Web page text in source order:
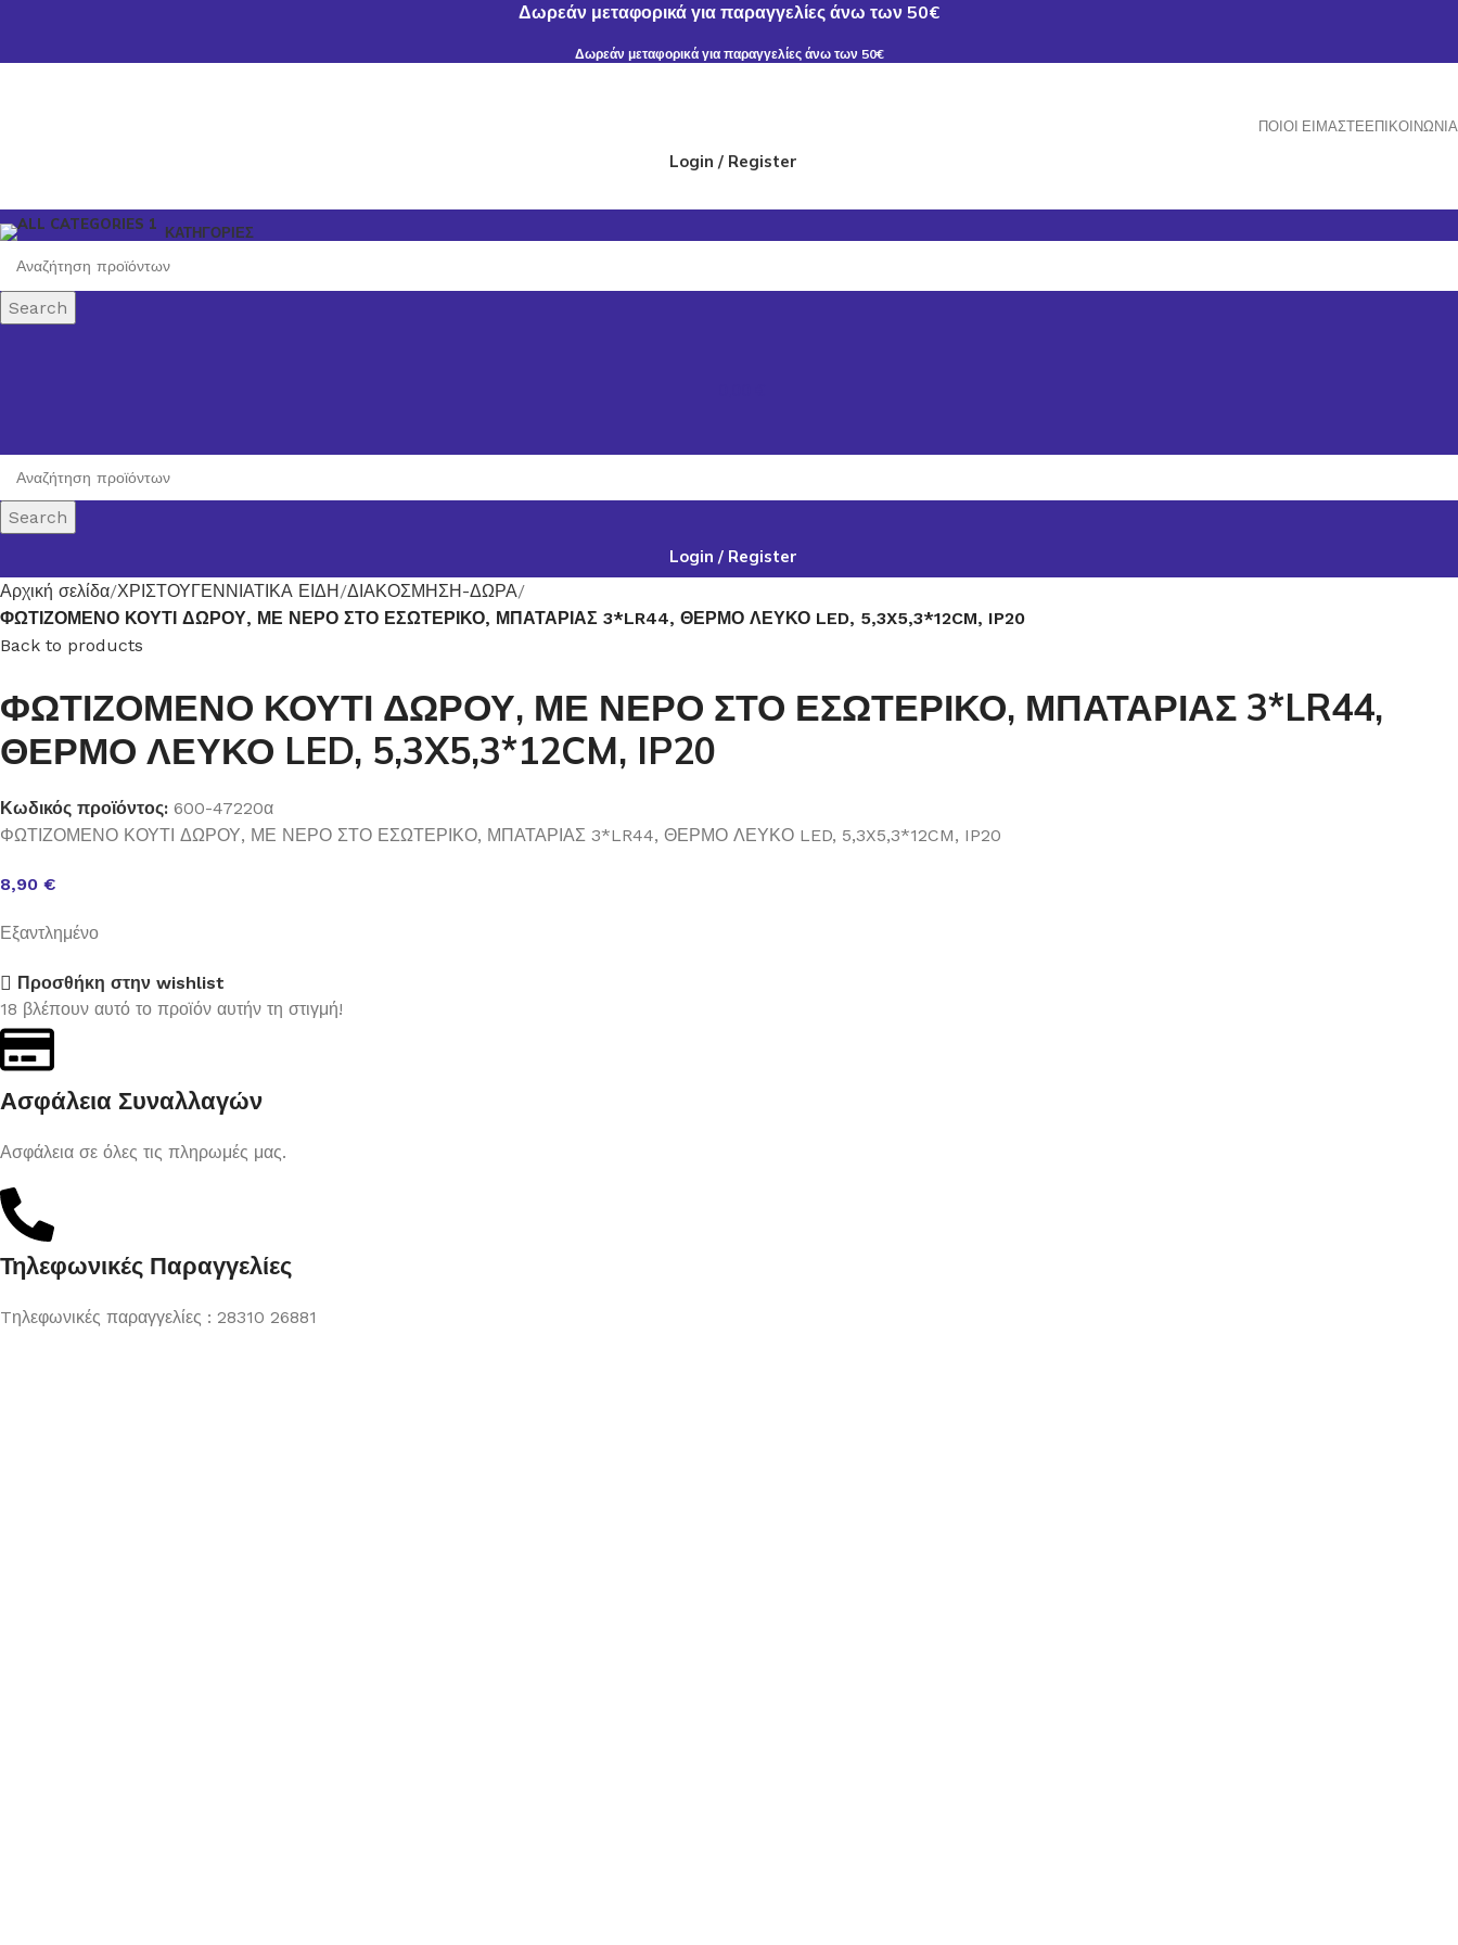
Δωρεάν μεταφορικά για παραγγελίες άνω των 50€
Δωρεάν μεταφορικά για παραγγελίες άνω των 50€
ΠΟΙΟΙ ΕΊΜΑΣΤΕΕΠΙΚΟΙΝΩΝΊΑ
Login / Register
ΚΑΤΗΓΟΡΙΕΣ
Search
Search
Login / Register
Αρχική σελίδα ΧΡΙΣΤΟΥΓΕΝΝΙΑΤΙΚΑ ΕΙΔΗ ΔΙΑΚΟΣΜΗΣΗ-ΔΩΡΑ
ΦΩΤΙΖΟΜΕΝΟ ΚΟΥΤΙ ΔΩΡΟΥ, ΜΕ ΝΕΡΟ ΣΤΟ ΕΣΩΤΕΡΙΚΟ, ΜΠΑΤΑΡΙΑΣ 3*LR44, ΘΕΡΜΟ ΛΕΥΚΟ LED, 5,3X5,3*12CM, IP20
Back to products
ΦΩΤΙΖΟΜΕΝΟ ΚΟΥΤΙ ΔΩΡΟΥ, ΜΕ ΝΕΡΟ ΣΤΟ ΕΣΩΤΕΡΙΚΟ, ΜΠΑΤΑΡΙΑΣ 3*LR44,
ΘΕΡΜΟ ΛΕΥΚΟ LED, 5,3X5,3*12CM, IP20
Κωδικός προϊόντος: 600-47220α
ΦΩΤΙΖΟΜΕΝΟ ΚΟΥΤΙ ΔΩΡΟΥ, ΜΕ ΝΕΡΟ ΣΤΟ ΕΣΩΤΕΡΙΚΟ, ΜΠΑΤΑΡΙΑΣ 3*LR44, ΘΕΡΜΟ ΛΕΥΚΟ LED, 5,3X5,3*12CM, IP20
8,90 €
Εξαντλημένο
Προσθήκη στην wishlist
18 βλέπουν αυτό το προϊόν αυτήν τη στιγμή!
Ασφάλεια Συναλλαγών
Ασφάλεια σε όλες τις πληρωμές μας.
Τηλεφωνικές Παραγγελίες
Tηλεφωνικές παραγγελίες : 28310 26881